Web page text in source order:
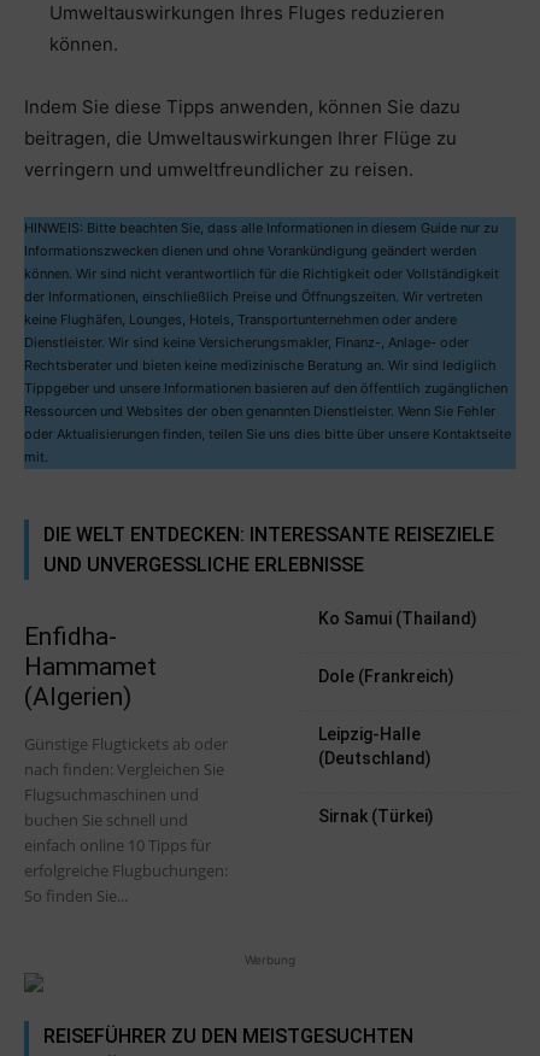
Umweltauswirkungen Ihres Fluges reduzieren
können.
Indem Sie diese Tipps anwenden, können Sie dazu
beitragen, die Umweltauswirkungen Ihrer Flüge zu
verringern und umweltfreundlicher zu reisen.
HINWEIS: Bitte beachten Sie, dass alle Informationen in diesem Guide nur zu
Informationszwecken dienen und ohne Vorankündigung geändert werden
können. Wir sind nicht verantwortlich für die Richtigkeit oder Vollständigkeit
der Informationen, einschließlich Preise und Öffnungszeiten. Wir vertreten
keine Flughäfen, Lounges, Hotels, Transportunternehmen oder andere
Dienstleister. Wir sind keine Versicherungsmakler, Finanz-, Anlage- oder
Rechtsberater und bieten keine medizinische Beratung an. Wir sind lediglich
Tippgeber und unsere Informationen basieren auf den öffentlich zugänglichen
Ressourcen und Websites der oben genannten Dienstleister. Wenn Sie Fehler
oder Aktualisierungen finden, teilen Sie uns dies bitte über unsere Kontaktseite
mit.
DIE WELT ENTDECKEN: INTERESSANTE REISEZIELE
UND UNVERGESSLICHE ERLEBNISSE
Enfidha-
Hammamet
(Algerien)
Günstige Flugtickets ab oder
nach finden: Vergleichen Sie
Flugsuchmaschinen und
buchen Sie schnell und
einfach online 10 Tipps für
erfolgreiche Flugbuchungen:
So finden Sie...
Ko Samui (Thailand)
Dole (Frankreich)
Leipzig-Halle
(Deutschland)
Sirnak (Türkei)
Werbung
REISEFÜHRER ZU DEN MEISTGESUCHTEN